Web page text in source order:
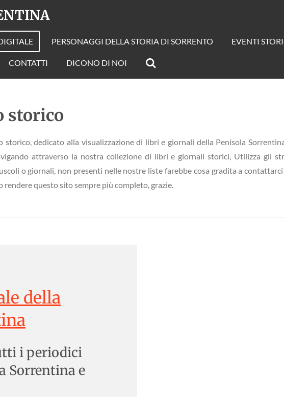
PERSONAGGI DELLA STORIA DI SORRENTO EVENTI
CONTATTI DICONO DI NOI
storico
storico, dedicato alla visualizzazione di libri e giornali della Penisola
attraverso la nostra collezione di libri e giornali storici, Utilizza gli
o giornali, non presenti nelle nostre liste farebbe cosa gradita a
questo sito sempre più completo, grazie.
della
i periodici
Sorrentina e